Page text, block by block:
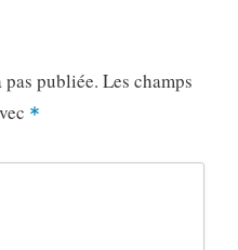
pas publiée. Les champs
*